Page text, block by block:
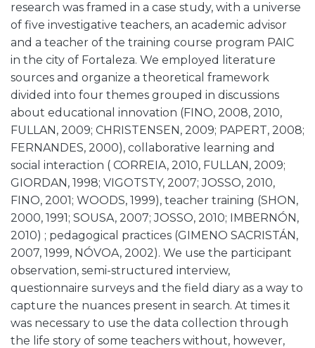
research was framed in a case study, with a universe
of five investigative teachers, an academic advisor
and a teacher of the training course program PAIC
in the city of Fortaleza. We employed literature
sources and organize a theoretical framework
divided into four themes grouped in discussions
about educational innovation (FINO, 2008, 2010,
FULLAN, 2009; CHRISTENSEN, 2009; PAPERT, 2008;
FERNANDES, 2000), collaborative learning and
social interaction ( CORREIA, 2010, FULLAN, 2009;
GIORDAN, 1998; VIGOTSTY, 2007; JOSSO, 2010,
FINO, 2001; WOODS, 1999), teacher training (SHON,
2000, 1991; SOUSA, 2007; JOSSO, 2010; IMBERNÓN,
2010) ; pedagogical practices (GIMENO SACRISTÁN,
2007, 1999, NÓVOA, 2002). We use the participant
observation, semi-structured interview,
questionnaire surveys and the field diary as a way to
capture the nuances present in search. At times it
was necessary to use the data collection through
the life story of some teachers without, however,